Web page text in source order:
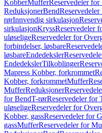
KobberMufferReservedeler
ReduksjonerBend
rørInnvendig sirkulasjon
sirkulasjonKryssReservedeler
uløseligeReservedeler for
forbindelser, løsbare
løsbareEndedeksler
EndedekslerTilkoblinger
Mapress Kobber, forkrommet
Kobber, forkrommetMuffer
MufferReduksjoner
for BendT-rørReservedeler for
uløseligeReservedeler for
Kobber, gassReservedeler for
gassMufferReservedeler for